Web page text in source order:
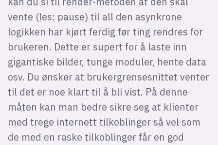
vente (les: pause) til all den asynkrone
logikken har kjørt ferdig før ting rendres for
brukeren. Dette er supert for å laste inn
gigantiske bilder, tunge moduler, hente data
osv. Du ønsker at brukergrensesnittet venter
til det er noe klart til å bli vist. På denne
måten kan man bedre sikre seg at klienter
med trege internett tilkoblinger så vel som
de med en raske tilkoblinger får en god